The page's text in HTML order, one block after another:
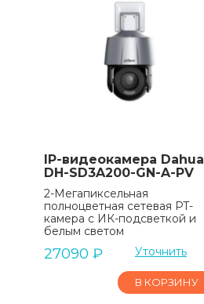
IP-видеокамера Dahua
DH-SD3A200-GN-A-PV
2-Мегапиксельная
полноцветная сетевая PT-
камера с ИК-подсветкой и
белым светом
27090 ₽ Уточнить
В КОРЗИНУ